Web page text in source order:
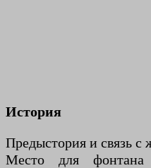
История
Предыстория и связь
Место для фонтана